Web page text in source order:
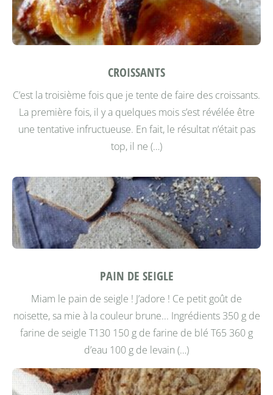
CROISSANTS
C’est la troisième fois que je tente de faire des croissants.
La première fois, il y a quelques mois s’est révélée être
une tentative infructueuse. En fait, le résultat n’était pas
top, il ne (…)
PAIN DE SEIGLE
Miam le pain de seigle ! J’adore ! Ce petit goût de
noisette, sa mie à la couleur brune... Ingrédients 350 g de
farine de seigle T130 150 g de farine de blé T65 360 g
d’eau 100 g de levain (…)